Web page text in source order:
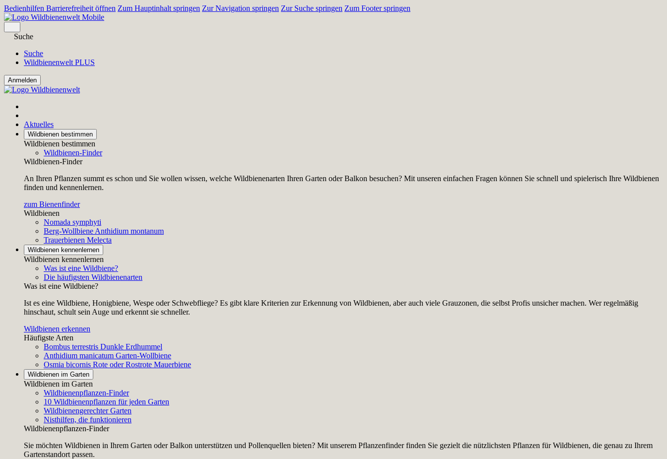
Bedienhilfen Barrierefreiheit öffnen Zum Hauptinhalt springen Zur Navigation springen Zur Suche springen Zum Footer springen
Suche
Suche
Wildbienenwelt PLUS
Aktuelles
Wildbienen bestimmen
Wildbienen bestimmen
Wildbienen-Finder
Wildbienen-Finder
An Ihren Pflanzen summt es schon und Sie wollen wissen, welche Wildbienenarten Ihren Garten oder Balkon besuchen? Mit unseren einfachen Fragen können Sie schnell und spielerisch Ihre Wildbienen
finden und kennenlernen.
zum Bienenfinder
Wildbienen
Nomada symphyti
Berg-Wollbiene Anthidium montanum
Trauerbienen Melecta
Wildbienen kennenlernen
Wildbienen kennenlernen
Was ist eine Wildbiene?
Die häufigsten Wildbienenarten
Was ist eine Wildbiene?
Ist es eine Wildbiene, Honigbiene, Wespe oder Schwebfliege? Es gibt klare Kriterien zur Erkennung von Wildbienen, aber auch viele Grauzonen, die selbst Profis unsicher machen. Wer regelmäßig
hinschaut, schult sein Auge und erkennt sie schneller.
Wildbienen erkennen
Häufigste Arten
Bombus terrestris Dunkle Erdhummel
Anthidium manicatum Garten-Wollbiene
Osmia bicornis Rote oder Rostrote Mauerbiene
Wildbienen im Garten
Wildbienen im Garten
Wildbienenpflanzen-Finder
10 Wildbienenpflanzen für jeden Garten
Wildbienengerechter Garten
Nisthilfen, die funktionieren
Wildbienenpflanzen-Finder
Sie möchten Wildbienen in Ihrem Garten oder Balkon unterstützen und Pollenquellen bieten? Mit unserem Pflanzenfinder finden Sie gezielt die nützlichsten Pflanzen für Wildbienen, die genau zu Ihrem
Gartenstandort passen.